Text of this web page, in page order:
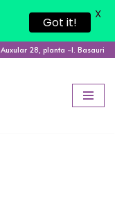
Auxular 28, planta -1. Basauri
Got it!
X